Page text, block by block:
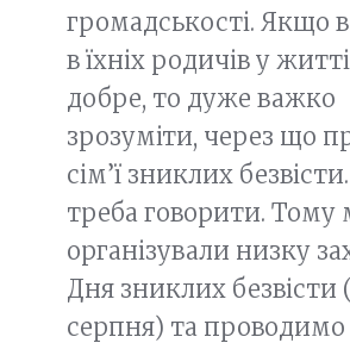
громадськості. Якщо
в їхніх родичів у
добре, то дуже важко
зрозуміти, через що
сім’ї зниклих
треба говорити. Тому
організували низку
Дня зниклих безвісти
серпня) та проводимо